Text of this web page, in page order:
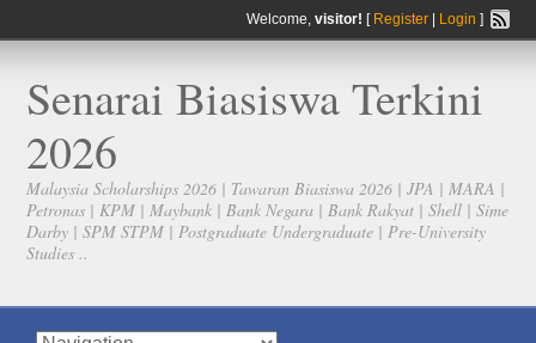
Welcome, visitor! [ Register| Login ]
Senarai Biasiswa Terkini
2026
Malaysia Scholarships 2026 | Tawaran Biasiswa 2026 | JPA | MARA |
Petronas | KPM | Maybank | Bank Negara | Bank Rakyat | Shell | Sime
Darby | SPM STPM | Postgraduate Undergraduate | Pre-University
Studies ..